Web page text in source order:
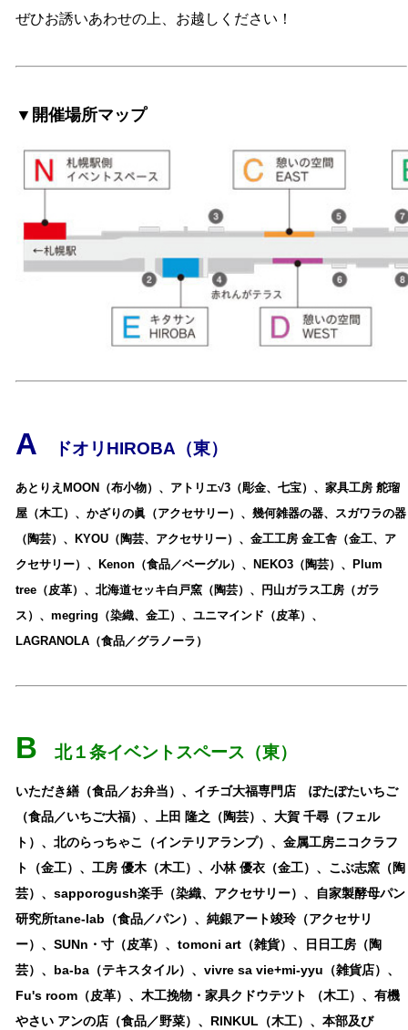
ぜひお誘いあわせの上、お越しください！
▼開催場所マップ
A ドオリHIROBA（東）
あとりえMOON（布小物）、アトリエ√3（彫金、七宝）、家具工房 舵瑠
屋（木工）、かざりの眞（アクセサリー）、幾何雑器の器、スガワラの器
（陶芸）、KYOU（陶芸、アクセサリー）、金工工房 金工舎（金工、ア
クセサリー）、Kenon（食品／ベーグル）、NEKO3（陶芸）、Plum
tree（皮革）、北海道セッキ白戸窯（陶芸）、円山ガラス工房（ガラ
ス）、megring（染織、金工）、ユニマインド（皮革）、
LAGRANOLA（食品／グラノーラ）
B 北１条イベントスペース（東）
いただき繕（食品／お弁当）、イチゴ大福専門店 ぽたぽたいちご
（食品／いちご大福）、上田 隆之（陶芸）、大賀 千尋（フェル
ト）、北のらっちゃこ（インテリアランプ）、金属工房ニコクラフ
ト（金工）、工房 優木（木工）、小林 優衣（金工）、こぶ志窯（陶
芸）、sapporogush楽手（染織、アクセサリー）、自家製酵母パン
研究所tane-lab（食品／パン）、純銀アート竣玲（アクセサリ
ー）、SUNn・寸（皮革）、tomoni art（雑貨）、日日工房（陶
芸）、ba-ba（テキスタイル）、vivre sa vie+mi-yyu（雑貨店）、
Fu's room（皮革）、木工挽物・家具クドウテツト （木工）、有機
やさい アンの店（食品／野菜）、RINKUL（木工）、本部及び